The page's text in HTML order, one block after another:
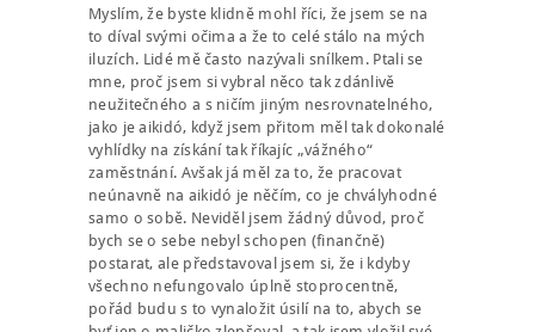
Myslím, že byste klidně mohl říci, že jsem se na
to díval svými očima a že to celé stálo na mých
iluzích. Lidé mě často nazývali snílkem. Ptali se
mne, proč jsem si vybral něco tak zdánlivě
neužitečného a s ničím jiným nesrovnatelného,
jako je aikidó, když jsem přitom měl tak dokonalé
vyhlídky na získání tak říkajíc „vážného“
zaměstnání. Avšak já měl za to, že pracovat
neúnavně na aikidó je něčím, co je chvályhodné
samo o sobě. Neviděl jsem žádný důvod, proč
bych se o sebe nebyl schopen (finančně)
postarat, ale představoval jsem si, že i kdyby
všechno nefungovalo úplně stoprocentně,
pořád budu s to vynaložit úsilí na to, abych se